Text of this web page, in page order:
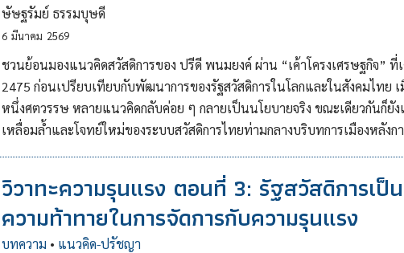
ษัษฐรัมย์ ธรรมบุษดี
6 มีนาคม 2569
ชวนย้อนมองแนวคิดสวัสดิการของ ปรีดี พนมยงค์ ผ่าน “เค้าโครงเศรษฐกิจ” ที่
2475 ก่อนเปรียบเทียบกับพัฒนาการของรัฐสวัสดิการในโลกและในสังคมไทย เ
หนึ่งศตวรรษ หลายแนวคิดกลับค่อย ๆ กลายเป็นนโยบายจริง ขณะเดียวกันก็ยัง
เหลื่อมล้ำและโจทย์ใหม่ของระบบสวัสดิการไทยท่ามกลางบริบทการเมืองหลังก
วิวาทะความรุนแรง ตอนที่ 3: รัฐสวัสดิการเป็
ความท้าทายในการจัดการกับความรุนแรง
บทความ • แนวคิด-ปรัชญา